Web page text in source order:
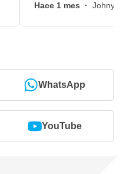
Hace 1 mes · Johny,
WhatsApp
YouTube